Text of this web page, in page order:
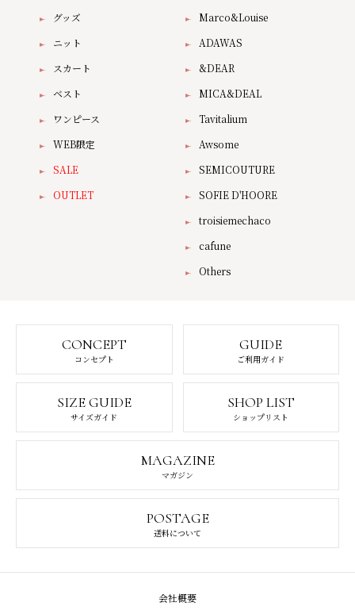
グッズ
ニット
スカート
ベスト
ワンピース
WEB限定
SALE
OUTLET
Marco&Louise
ADAWAS
&DEAR
MICA&DEAL
Tavitalium
Awsome
SEMICOUTURE
SOFIE D'HOORE
troisiemechaco
cafune
Others
CONCEPT
コンセプト
GUIDE
ご利用ガイド
SIZE GUIDE
サイズガイド
SHOP LIST
ショップリスト
MAGAZINE
マガジン
POSTAGE
送料について
会社概要